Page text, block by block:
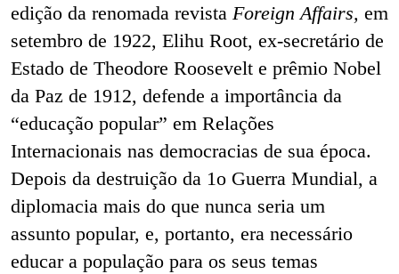
edição da renomada revista Foreign Affairs, em
setembro de 1922, Elihu Root, ex-secretário de
Estado de Theodore Roosevelt e prêmio Nobel
da Paz de 1912, defende a importância da
“educação popular” em Relações
Internacionais nas democracias de sua época.
Depois da destruição da 1o Guerra Mundial, a
diplomacia mais do que nunca seria um
assunto popular, e, portanto, era necessário
educar a população para os seus temas